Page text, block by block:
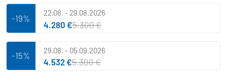
-19%
22.08. - 29.08.2026
4.280 €5.300 €
-15%
29.08. - 05.09.2026
4.532 €5.300 €